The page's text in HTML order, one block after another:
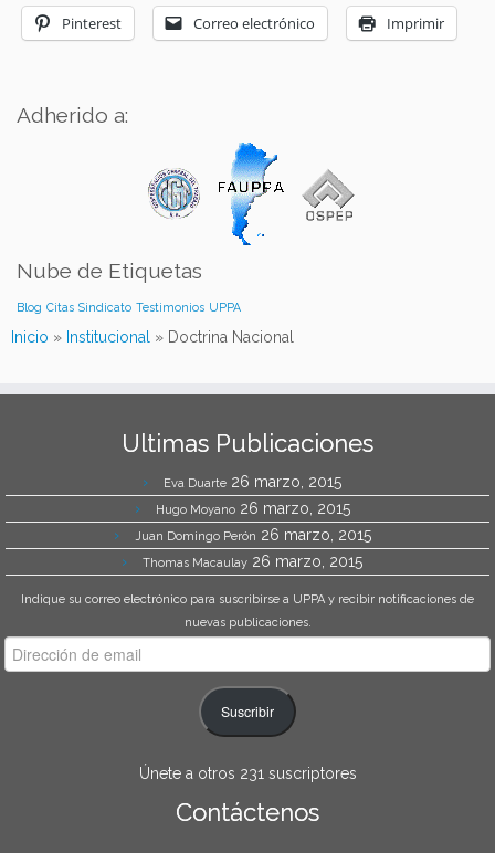
Pinterest Correo electrónico Imprimir
Adherido a:
Nube de Etiquetas
Blog Citas Sindicato Testimonios UPPA
Inicio » Institucional » Doctrina Nacional
Ultimas Publicaciones
Eva Duarte 26 marzo, 2015
Hugo Moyano 26 marzo, 2015
Juan Domingo Perón 26 marzo, 2015
Thomas Macaulay 26 marzo, 2015
Indique su correo electrónico para suscribirse a UPPA y recibir notificaciones de
nuevas publicaciones.
Dirección
de
Suscribir
Únete a otros 231 suscriptores
Contáctenos